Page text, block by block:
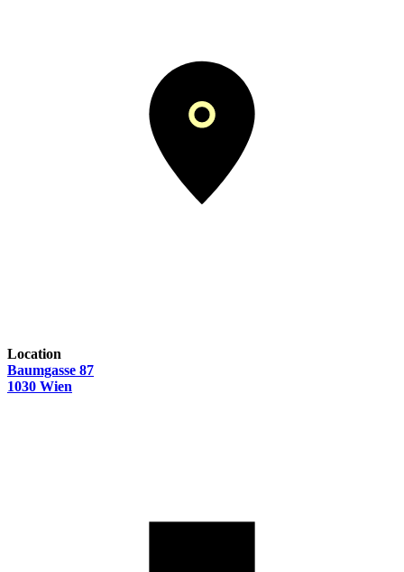
Location
Baumgasse 87
1030 Wien